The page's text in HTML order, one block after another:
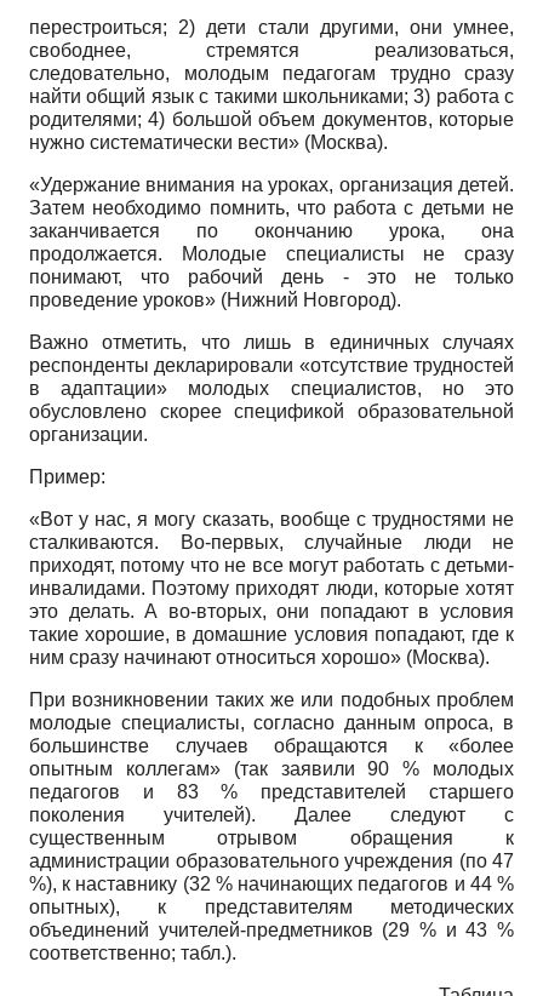
перестроиться; 2) дети стали другими, они умнее,
свободнее, стремятся реализоваться,
следовательно, молодым педагогам трудно сразу
найти общий язык с такими школьниками; 3) работа с
родителями; 4) большой объем документов, которые
нужно систематически вести» (Москва).
«Удержание внимания на уроках, организация детей.
Затем необходимо помнить, что работа с детьми не
заканчивается по окончанию урока, она
продолжается. Молодые специалисты не сразу
понимают, что рабочий день - это не только
проведение уроков» (Нижний Новгород).
Важно отметить, что лишь в единичных случаях
респонденты декларировали «отсутствие трудностей
в адаптации» молодых специалистов, но это
обусловлено скорее спецификой образовательной
организации.
Пример:
«Вот у нас, я могу сказать, вообще с трудностями не
сталкиваются. Во-первых, случайные люди не
приходят, потому что не все могут работать с детьми-
инвалидами. Поэтому приходят люди, которые хотят
это делать. А во-вторых, они попадают в условия
такие хорошие, в домашние условия попадают, где к
ним сразу начинают относиться хорошо» (Москва).
При возникновении таких же или подобных проблем
молодые специалисты, согласно данным опроса, в
большинстве случаев обращаются к «более
опытным коллегам» (так заявили 90 % молодых
педагогов и 83 % представителей старшего
поколения учителей). Далее следуют с
существенным отрывом обращения к
администрации образовательного учреждения (по 47
%), к наставнику (32 % начинающих педагогов и 44 %
опытных), к представителям методических
объединений учителей-предметников (29 % и 43 %
соответственно; табл.).